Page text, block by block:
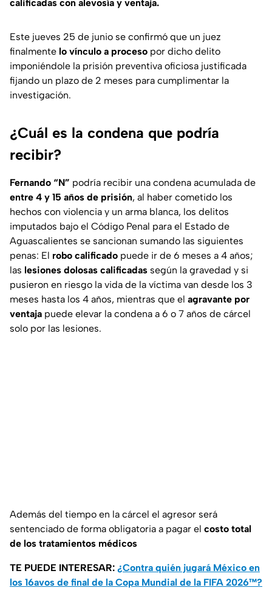
calificadas con alevosía y ventaja.
Este jueves 25 de junio se confirmó que un juez
finalmente lo vínculo a proceso por dicho delito
imponiéndole la prisión preventiva oficiosa justificada
fijando un plazo de 2 meses para cumplimentar la
investigación.
¿Cuál es la condena que podría
recibir?
Fernando “N” podría recibir una condena acumulada de
entre 4 y 15 años de prisión, al haber cometido los
hechos con violencia y un arma blanca, los delitos
imputados bajo el Código Penal para el Estado de
Aguascalientes se sancionan sumando las siguientes
penas: El robo calificado puede ir de 6 meses a 4 años;
las lesiones dolosas calificadas según la gravedad y si
pusieron en riesgo la vida de la víctima van desde los 3
meses hasta los 4 años, mientras que el agravante por
ventaja puede elevar la condena a 6 o 7 años de cárcel
solo por las lesiones.
Además del tiempo en la cárcel el agresor será
sentenciado de forma obligatoria a pagar el costo total
de los tratamientos médicos
TE PUEDE INTERESAR: ¿Contra quién jugará México en
los 16avos de final de la Copa Mundial de la FIFA 2026™?